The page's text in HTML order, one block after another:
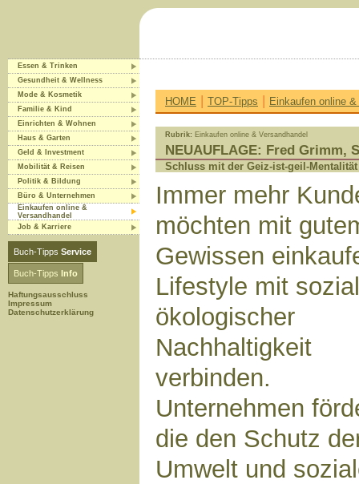
Essen & Trinken
Gesundheit & Wellness
Mode & Kosmetik
Familie & Kind
Einrichten & Wohnen
Haus & Garten
Geld & Investment
Mobilität & Reisen
Politik & Bildung
Büro & Unternehmen
Einkaufen online &
Versandhandel
Job & Karriere
Buch-Tipps Service
Buch-Tipps Info
Haftungsausschluss
Impressum
Datenschutzerklärung
HOME | TOP-Tipps | Einkaufen online
Rubrik: Einkaufen online & Versandhandel
NEUAUFLAGE: Fred Grimm,
Schluss mit der Geiz-ist-geil-
Immer mehr
möchten mit
Gewissen
Lifestyle mit
ökologischer
Nachhaltigkeit
verbinden.
Unternehmen
die den Schutz
Umwelt und